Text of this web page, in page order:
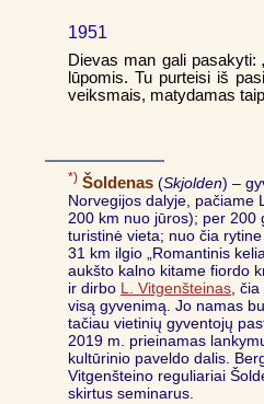
1951
Dievas man gali pasakyti:
lūpomis. Tu purteisi iš
veiksmais, matydamas
*) Šoldenas (Skjolden) –
Norvegijos dalyje, pačiame
200 km nuo jūros); per 200
turistinė vieta; nuo čia
31 km ilgio „Romantinis
aukšto kalno kitame fiordo
ir dirbo L. Vitgenšteinas, čia
visą gyvenimą. Jo namas
tačiau vietinių gyventojų
2019 m. prieinamas
kultūrinio paveldo dalis.
Vitgenšteino reguliariai
skirtus seminarus.